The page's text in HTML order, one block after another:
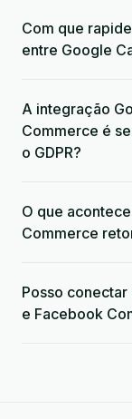
Com que
entre Google
A integração
Commerce é
o GDPR?
O que
Commerce
Posso
e Facebook